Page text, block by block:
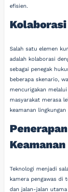
efisien.
Salah satu elemen
adalah kolaborasi
sebagai penegak
beberapa skenario,
mencurigakan
masyarakat merasa
keamanan lingkungan
Keamanan
Teknologi menjadi
kamera pengawas di
dan jalan-jalan